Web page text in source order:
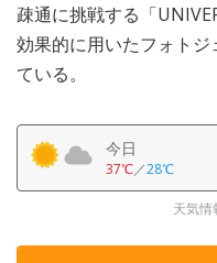
疎通に挑戦する「
効果的に用いたフォト
ている。
今日
37℃／28℃
天気